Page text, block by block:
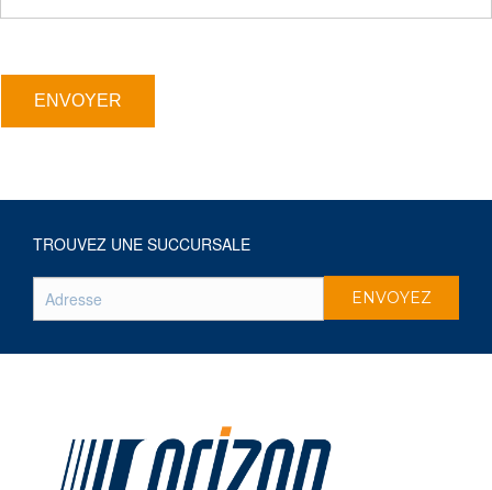
ENVOYER
TROUVEZ UNE SUCCURSALE